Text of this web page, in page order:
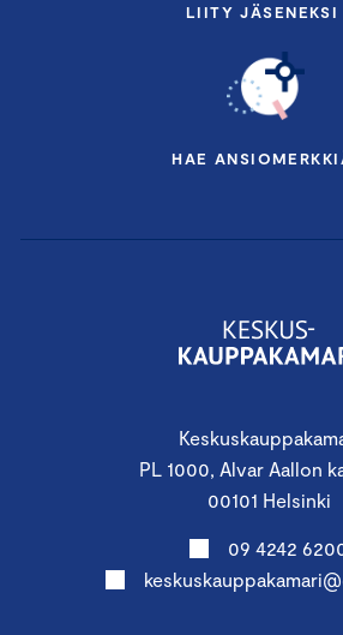
PL 1000, Alvar Aallon
00101 Helsinki
09 4242
LIITY JÄSENEKSI
HAE